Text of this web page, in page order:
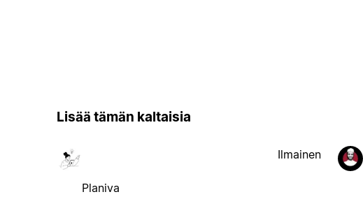
Lisää tämän kaltaisia
Planiva
Ilmainen